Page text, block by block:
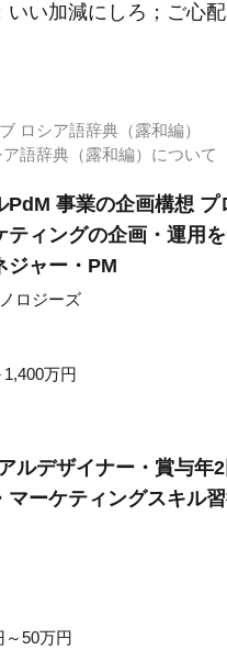
いい加減にしろ；ご心
ロシア語辞典（露和編）
ア語辞典（露和編）につい
PdM 事業の企画構想 プ
ティングの企画・運用
ジャー・PM
ロジーズ
万円
ルデザイナー・賞与年
マーケティングスキル習
～50万円